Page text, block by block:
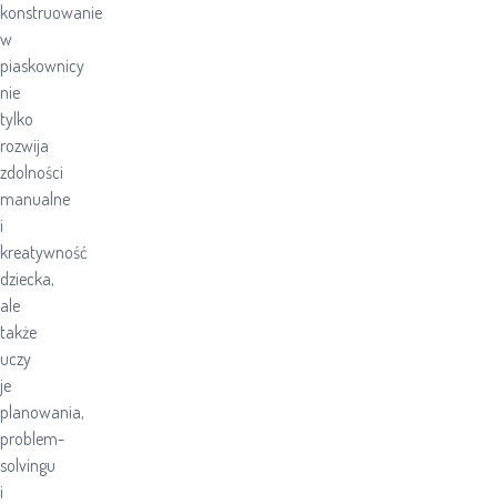
konstruowanie
w
piaskownicy
nie
tylko
rozwija
zdolności
manualne
i
kreatywność
dziecka,
ale
także
uczy
je
planowania,
problem-
solvingu
i